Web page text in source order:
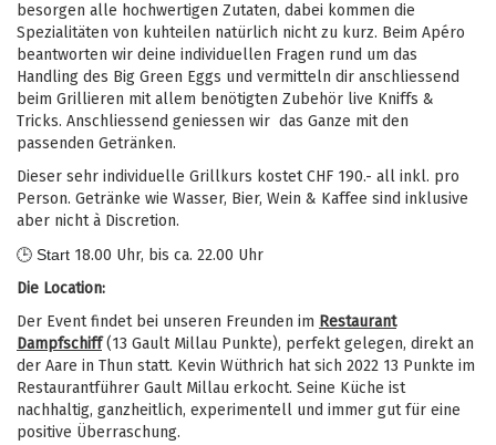
besorgen alle hochwertigen Zutaten, dabei kommen die
Spezialitäten von kuhteilen natürlich nicht zu kurz. Beim Apéro
beantworten wir deine individuellen Fragen rund um das
Handling des Big Green Eggs und vermitteln dir anschliessend
beim Grillieren mit allem benötigten Zubehör live Kniffs &
Tricks. Anschliessend geniessen wir das Ganze mit den
passenden Getränken.
Dieser sehr individuelle Grillkurs kostet CHF 190.- all inkl. pro
Person. Getränke wie Wasser, Bier, Wein & Kaffee sind inklusive
aber nicht à Discretion.
🕒 Start 18.00 Uhr, bis ca. 22.00 Uhr
Die Location:
Der Event findet bei unseren Freunden im Restaurant
Dampfschiff(13 Gault Millau Punkte), perfekt gelegen, direkt an
der Aare in Thun statt. Kevin Wüthrich hat sich 2022 13 Punkte im
Restaurantführer Gault Millau erkocht. Seine Küche ist
nachhaltig, ganzheitlich, experimentell und immer gut für eine
positive Überraschung.